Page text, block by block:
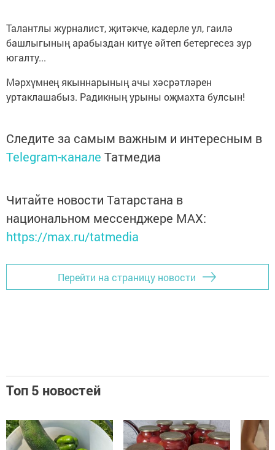
Талантлы журналист, җитәкче, кадерле ул, гаилә
башлыгының арабыздан китүе әйтеп бетергесез зур
югалту...
Мәрхүмнең якыннарының ачы хәсрәтләрен
уртаклашабыз. Радикның урыны оҗмахта булсын!
Следите за самым важным и интересным в
Telegram-канале Татмедиа
Читайте новости Татарстана в
национальном мессенджере MАХ:
https://max.ru/tatmedia
Перейти на страницу новости
Топ 5 новостей